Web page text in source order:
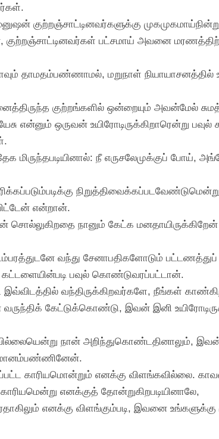
குற்றஞ்சாட்டினவர்களுக்கு
பட்சமாய் அவனை
தாமதம்பண்ணாமல், மறுநாள் நியாயாசனத்தில்
குற்றங்களில் ஒன்றையும் அவன்மேல்
என்னும் ஒருவன் உயிரோடிருக்கிறாரென்று பவுல்
மிருந்தபடியினால்: நீ எருசலேமுக்குப் போய்,
என்றான்.
சொல்லுகிறதை நானும் கேட்க
வந்து சேனாபதிகளோடும் பட்டணத்துப்
கட்டளையின்படி பவுல் கொண்டுவரப்பட்டான்.
இவ்விடத்தில் வந்திருக்கிறவர்களே, நீங்கள்
கேட்டுக்கொண்டு, இவன் இனி
நான் அறிந்துகொண்டதினாலும்,
காரியமொன்றும் எனக்கு விளங்கவில்லை.
எனக்குத் தோன்றுகிறபடியினாலே,
எனக்கு விளங்கும்படி, இவனை உங்களுக்கு